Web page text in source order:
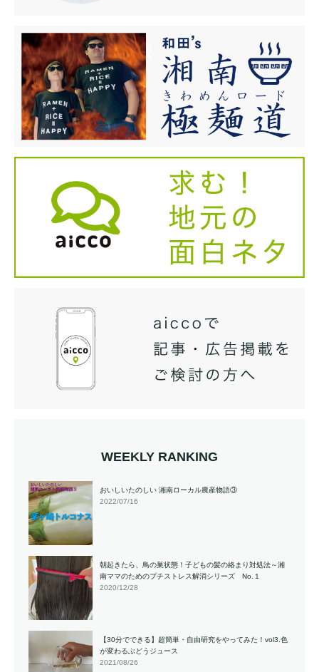
WEEKLY RANKING
おいしいたのしい 湘南ローカル農産物語③
2022/07/16
朝起きたら、鳥の巣状態！子どもの髪の絡まり対処法～湘
南ママのためのプチストレス解消シリーズ No.１
2020/12/28
【30分でできる】超簡単・自由研究をやってみた！vol3.色
が変わるぶどうジュース
2021/08/26